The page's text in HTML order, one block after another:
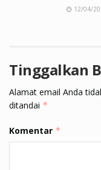
12/04/
Tinggalkan
Alamat email Anda
ditandai *
Komentar *